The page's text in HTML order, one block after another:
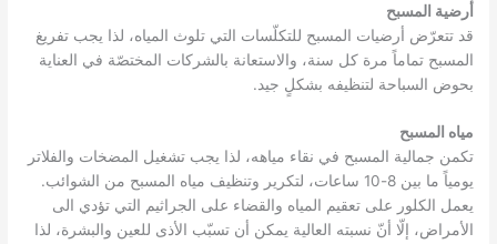
أرضية المسبح
قد تتعرّض أرضيات المسبح للتكلّسات التي تلوث المياه، لذا يجب تفريغ
المسبح تماماً مرة كل سنة، والاستعانة بالشركات المختصّة في العناية
بحوض السباحة لتنظيفه بشكلٍ جيد.
مياه المسبح
تكمن جمالية المسبح في نقاء مياهه، لذا يجب تشغيل المضخات والفلاتر
يومياً ما بين 8-10 ساعات، لتكرير وتنظيف مياه المسبح من الشوائب.
يعمل الكلور على تعقيم المياه والقضاء على الجراثيم التي تؤدي الى
الأمراض، إلّا أنّ نسبته العالية يمكن أن تسبّب الأذى للعين والبشرة، لذا